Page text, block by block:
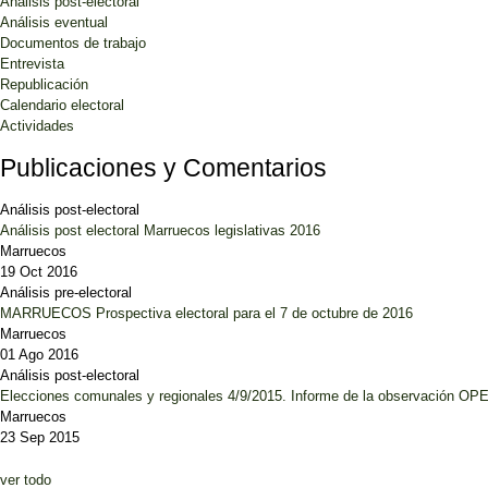
Análisis eventual
Documentos de trabajo
Entrevista
Republicación
Calendario electoral
Actividades
Publicaciones y Comentarios
Análisis post-electoral
Análisis post electoral Marruecos legislativas 2016
Marruecos
19 Oct 2016
Análisis pre-electoral
MARRUECOS Prospectiva electoral para el 7 de octubre de 2016
Marruecos
01 Ago 2016
Análisis post-electoral
Elecciones comunales y regionales 4/9/2015. Informe de la observación
Marruecos
23 Sep 2015
ver todo